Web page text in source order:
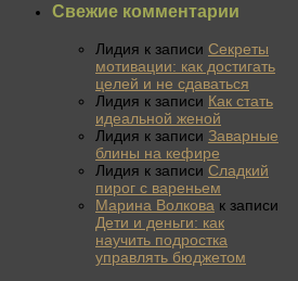
Свежие комментарии
Лидия к записи Секреты
мотивации: как достигать
целей и не сдаваться
Лидия к записи Как стать
идеальной женой
Лидия к записи Заварные
блины на кефире
Лидия к записи Сладкий
пирог с вареньем
Марина Волкова к записи
Дети и деньги: как
научить подростка
управлять бюджетом